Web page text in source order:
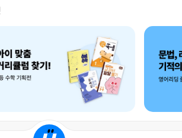
중고샵 1566-4295
예스이십사(주) 사업자 정보
개인정보처리방침
청소년보호정책
거래처관계자께